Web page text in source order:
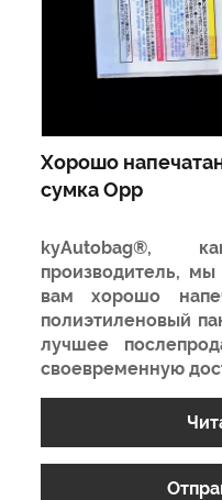
Хорошо
сумка Opp
kyAutobag®,
производитель,
вам хорошо
полиэтиленовый
лучшее
своевременную